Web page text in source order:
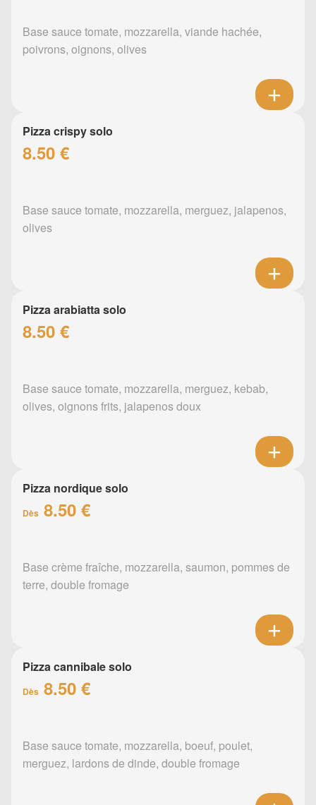
Base sauce tomate, mozzarella, viande hachée,
poivrons, oignons, olives
Pizza crispy solo
8.50 €
Base sauce tomate, mozzarella, merguez, jalapenos,
olives
Pizza arabiatta solo
8.50 €
Base sauce tomate, mozzarella, merguez, kebab,
olives, oignons frits, jalapenos doux
Pizza nordique solo
Dès 8.50 €
Base crème fraîche, mozzarella, saumon, pommes de
terre, double fromage
Pizza cannibale solo
Dès 8.50 €
Base sauce tomate, mozzarella, boeuf, poulet,
merguez, lardons de dinde, double fromage